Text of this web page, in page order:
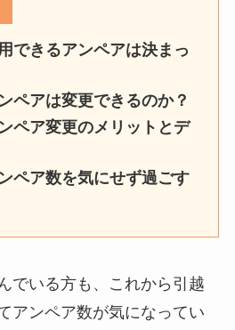
できるアンペアは決まっ
ペアは変更できるのか？
ペア変更のメリットとデ
ペア数を気にせず過ごす
でいる方も、これから引越
アンペア数が気になってい